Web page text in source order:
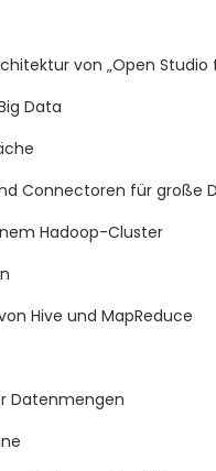
von „Open Studio
Data
Connectoren für große
Hadoop-Cluster
Hive und MapReduce
Datenmengen